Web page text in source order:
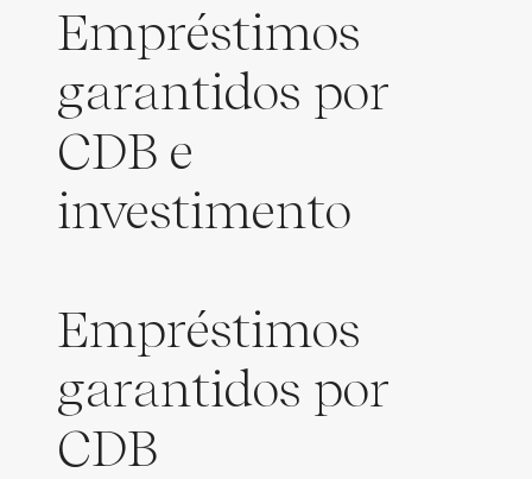
Empréstimos
garantidos por
CDB e
investimento
Empréstimos
garantidos por
CDB